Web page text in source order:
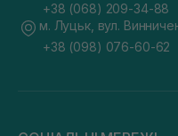
+38 (068) 209-34-88
м. Луцьк, вул.
+38 (098) 076-60-62